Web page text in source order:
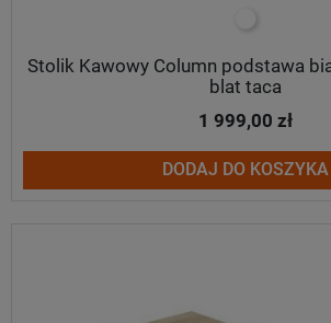
Stolik Kawowy Column podstawa
blat taca
1 999,00 zł
DODAJ DO KOSZYKA